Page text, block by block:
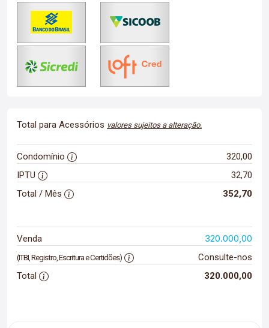
Total para Acessórios valores sujeitos a alteração.
Condomínio
320,00
IPTU
32,70
Total / Mês
352,70
Venda 320.000,00
(ITBI, Registro, Escritura e Certidões)
Consulte-nos
Total
320.000,00